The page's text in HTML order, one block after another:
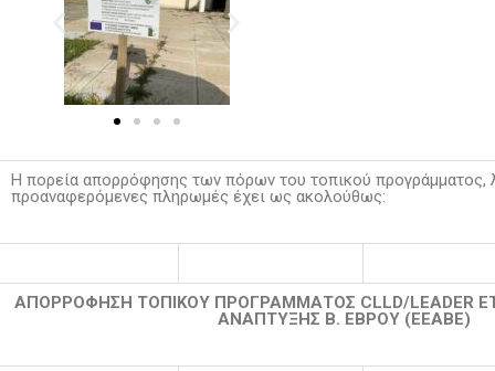
Η πορεία απορρόφησης των πόρων του τοπικού προγράμματος,
προαναφερόμενες πληρωμές έχει ως ακολούθως:
ΑΠΟΡΡΟΦΗΣΗ ΤΟΠΙΚΟΥ ΠΡΟΓΡΑΜΜΑΤΟΣ CLLD/LEADER
ΑΝΑΠΤΥΞΗΣ Β. ΕΒΡΟΥ (ΕΕΑΒΕ)